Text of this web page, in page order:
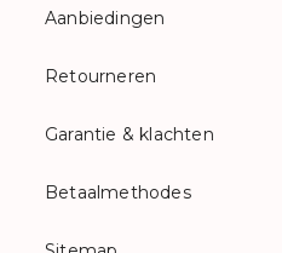
Aanbiedingen
Retourneren
Garantie & klachten
Betaalmethodes